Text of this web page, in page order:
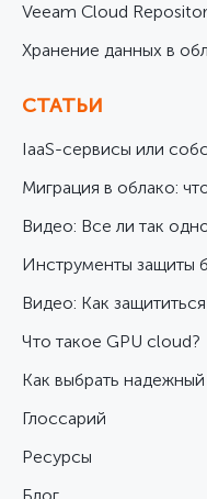
Veeam Cloud
Хранение данных в
СТАТЬИ
IaaS-сервисы или
Миграция в облако:
Видео: Все ли так
Инструменты защиты
Видео: Как
Что такое GPU cloud?
Как выбрать
Глоссарий
Ресурсы